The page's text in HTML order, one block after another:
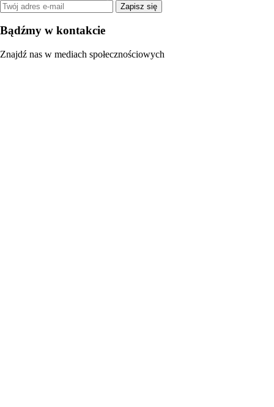
Zapisz się
Bądźmy w kontakcie
Znajdź nas w mediach społecznościowych